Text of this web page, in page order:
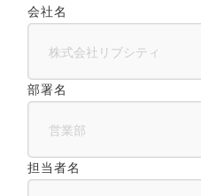
会社名
部署名
担当者名